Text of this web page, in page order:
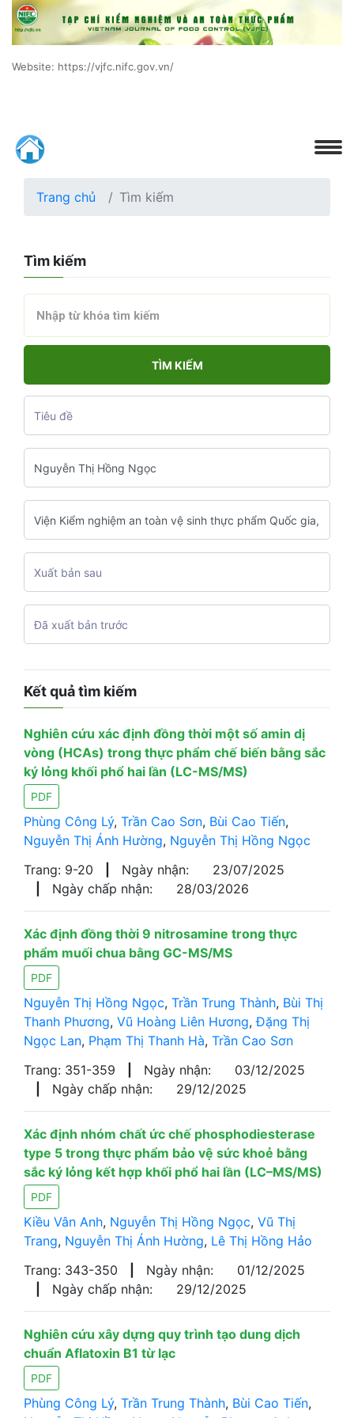
Website: https://vjfc.nifc.gov.vn/
Trang chủ Tìm kiếm
Tìm kiếm
TÌM KIẾM
Kết quả tìm kiếm
Nghiên cứu xác định đồng thời một số amin dị
vòng (HCAs) trong thực phẩm chế biến bằng sắc
ký lỏng khối phổ hai lần (LC-MS/MS)
PDF
Phùng Công Lý, Trần Cao Sơn, Bùi Cao Tiến,
Nguyễn Thị Ánh Hường, Nguyễn Thị Hồng Ngọc
Trang: 9-20
Ngày nhận:
23/07/2025
Ngày chấp nhận: 28/03/2026
Xác định đồng thời 9 nitrosamine trong thực
phẩm muối chua bằng GC-MS/MS
PDF
Nguyễn Thị Hồng Ngọc, Trần Trung Thành, Bùi Thị
Thanh Phương, Vũ Hoàng Liên Hương,Đặng Thị
Ngọc Lan, Phạm Thị Thanh Hà, Trần Cao Sơn
Trang: 351-359
Ngày nhận:
03/12/2025
Ngày chấp nhận: 29/12/2025
Xác định nhóm chất ức chế phosphodiesterase
type 5 trong thực phẩm bảo vệ sức khoẻ bằng
sắc ký lỏng kết hợp khối phổ hai lần (LC–MS/MS)
PDF
Kiều Vân Anh, Nguyễn Thị Hồng Ngọc, Vũ Thị
Trang, Nguyễn Thị Ánh Hường, Lê Thị Hồng Hảo
Trang: 343-350
Ngày nhận:
01/12/2025
Ngày chấp nhận: 29/12/2025
Nghiên cứu xây dựng quy trình tạo dung dịch
chuẩn Aflatoxin B1 từ lạc
PDF
Phùng Công Lý, Trần Trung Thành, Bùi Cao Tiến,